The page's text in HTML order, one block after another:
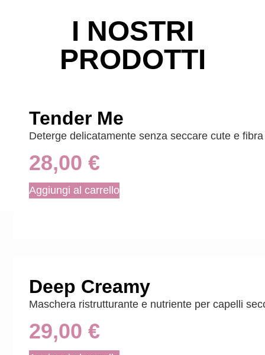
I NOSTRI
PRODOTTI
Tender Me
Deterge delicatamente senza seccare cute e
28,00 €
Aggiungi al carrello
Deep Creamy
Maschera ristrutturante e nutriente per capelli
29,00 €